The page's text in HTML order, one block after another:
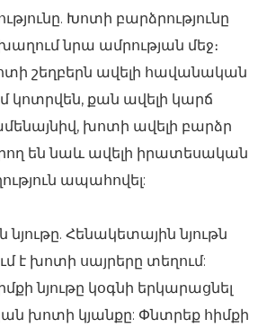
Խոտի բարձրությունը
նրա ամրության մեջ։
շեղբերն ավելի հավանական
կոտրվեն, քան ավելի կարճ
խոտի ավելի բարձր
են նաև ավելի իրատեսական
ապահովել:
Հենակետային նյութն
է խոտի սայրերը տեղում:
նյութը կօգնի երկարացնել
​​խոտի կյանքը: Փնտրեք հիմքի